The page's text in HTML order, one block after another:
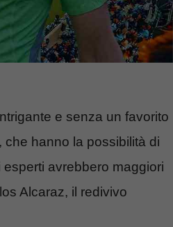
e senza un favorito
che hanno la possibilità di
avrebbero maggiori
Alcaraz, il redivivo